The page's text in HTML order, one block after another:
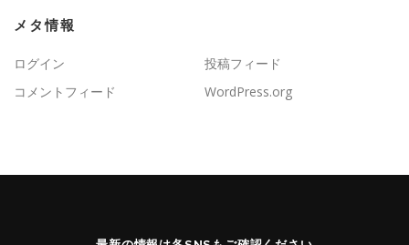
メタ情報
ログイン
投稿フィード
コメントフィード
WordPress.org